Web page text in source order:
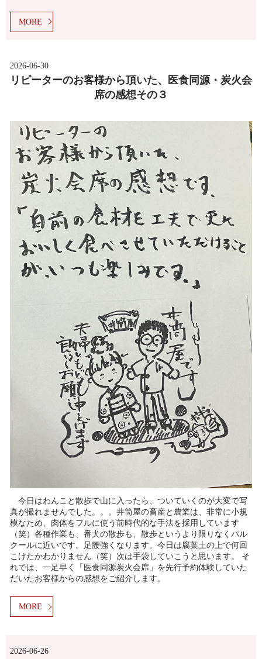
MORE
2026-06-30
リピーターのお客様から頂いた、医食同源・炭火会
席の感想その３
今日はわんこと散歩で山に入ったら、ついていくのが大変で写
真が撮れませんでした。。。井筒屋の畜産と農業は、非常に小規
模なため、肉体をフルに使う前時代的な手法を採用しています
（笑）各種作業も、番犬の散歩も、散歩というより限りなくパル
クールに近いです。足腰強くなります。今日は腐葉土の上で何回
こけたかわかりません（笑）次は手袋していこうと思います。 そ
れでは、一足早く「医食同源炭火会席」を先行予約体験していた
だいたお客様からの感想をご紹介します。
MORE
2026-06-26